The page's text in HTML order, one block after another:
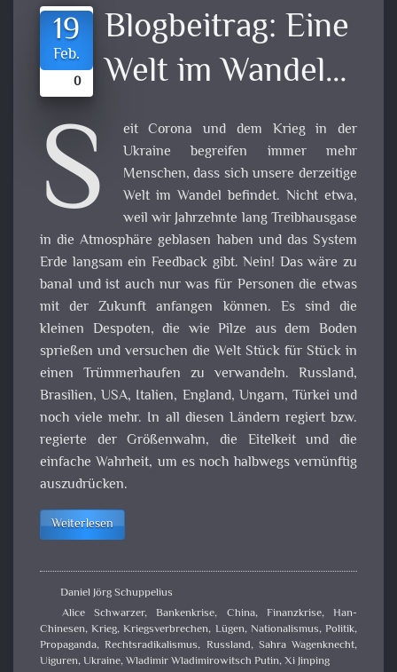
19
Feb.
0
Blogbeitrag: Eine
Welt im Wandel…
S
eit Corona und dem Krieg in der
Ukraine begreifen immer mehr
Menschen, dass sich unsere derzeitige
Welt im Wandel befindet. Nicht etwa,
weil wir Jahrzehnte lang Treibhausgase
in die Atmosphäre geblasen haben und das System
Erde langsam ein Feedback gibt. Nein! Das wäre zu
banal und ist auch nur was für Personen die etwas
mit der Zukunft anfangen können. Es sind die
kleinen Despoten, die wie Pilze aus dem Boden
sprießen und versuchen die Welt Stück für Stück in
einen Trümmerhaufen zu verwandeln. Russland,
Brasilien, USA, Italien, England, Ungarn, Türkei und
noch viele mehr. In all diesen Ländern regiert bzw.
regierte der Größenwahn, die Eitelkeit und die
einfache Wahrheit, um es noch halbwegs vernünftig
auszudrücken.
Weiterlesen
Daniel Jörg Schuppelius
Alice Schwarzer,Bankenkrise, China, Finanzkrise,Han-
Chinesen,Krieg,Kriegsverbrechen, Lügen, Nationalismus,Politik,
Propaganda,Rechtsradikalismus, Russland, Sahra Wagenknecht,
Uiguren,Ukraine,Wladimir Wladimirowitsch Putin,Xi Jinping